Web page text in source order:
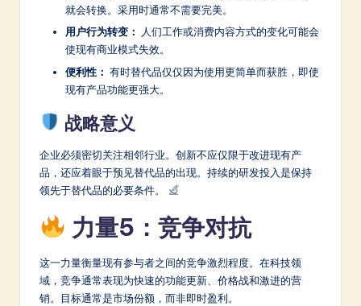
就会转换。采用时通常不需要完美。
用户行为转变：
人们工作或消费内容方式的变化可能会
使现有商业模式失效。
便利性： 有时替代品仅仅因为使用更简单而获胜，即使
现有产品功能更强大。
战略意义
企业必须密切关注相邻行业。创新不应仅限于改进现有产
品，还应着眼于预见替代品的出现。持续的研发投入是保持
领先于替代品的必要条件。
力量5：竞争对抗
这一力量衡量现有参与者之间的竞争激烈程度。在科技领
域，竞争通常表现为快速的功能更新、价格战和激进的营
销。目标通常是市场份额，而非即时盈利。